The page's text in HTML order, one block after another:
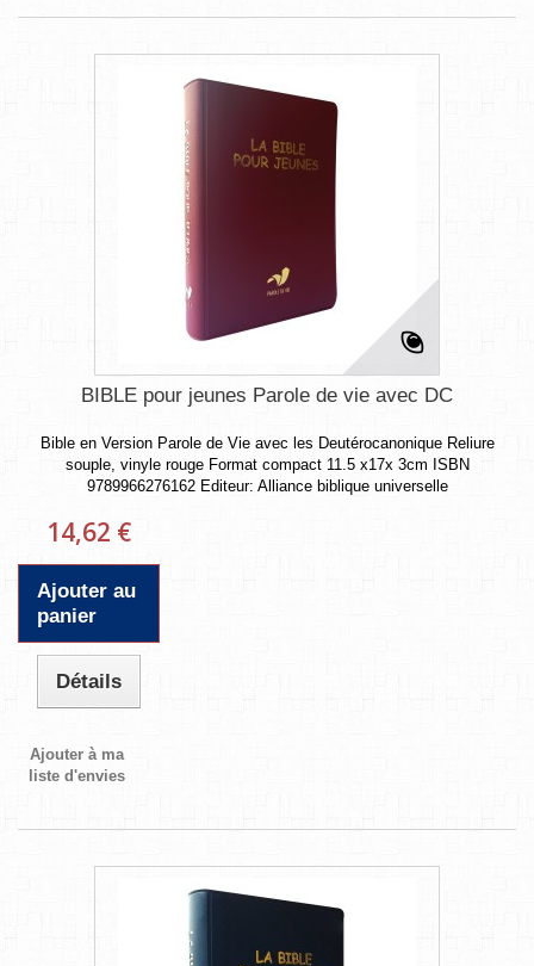
BIBLE pour jeunes Parole de vie avec DC
Bible en Version Parole de Vie avec les Deutérocanonique Reliure
souple, vinyle rouge Format compact 11.5 x17x 3cm ISBN
9789966276162 Editeur: Alliance biblique universelle
14,62 €
Ajouter au
panier
Détails
Ajouter à ma
liste d'envies